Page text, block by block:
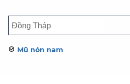
Mũ nón nam